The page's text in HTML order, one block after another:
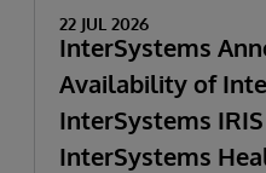
22 JUL 2026
InterSystems
Availability of
InterSystems
InterSystems